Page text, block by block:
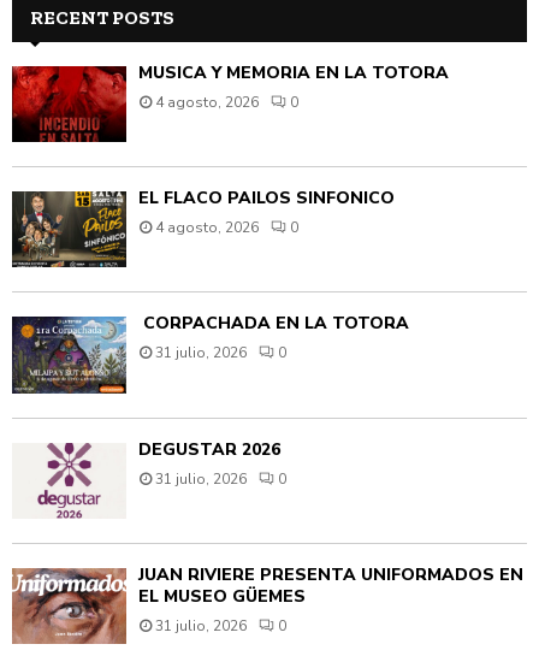
RECENT POSTS
MÚSICA Y MEMORIA EN LA TOTORA
4 agosto, 2026 0
EL FLACO PAILOS SINFÓNICO
4 agosto, 2026 0
CORPACHADA EN LA TOTORA
31 julio, 2026 0
DEGUSTAR 2026
31 julio, 2026 0
JUAN RIVIÈRE PRESENTA UNIFORMADOS EN
EL MUSEO GÜEMES
31 julio, 2026 0